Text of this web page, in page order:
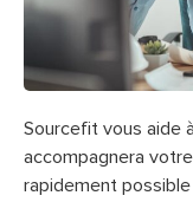
Sourcefit vous aide
accompagnera
rapidement